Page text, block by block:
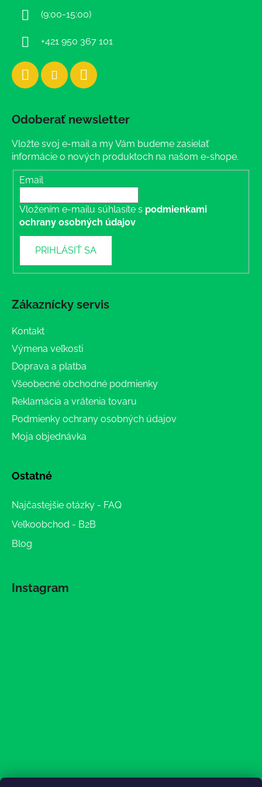
(9:00-15:00)
+421 950 367 101
Odoberať newsletter
Vložte svoj e-mail a my Vám budeme zasielať
informácie o nových produktoch na našom e-shope.
Email
Vložením e-mailu súhlasíte s podmienkami
ochrany osobných údajov
PRIHLÁSIŤ SA
Zákaznícky servis
Kontakt
Výmena veľkosti
Doprava a platba
Všeobecné obchodné podmienky
Reklamácia a vrátenia tovaru
Podmienky ochrany osobných údajov
Moja objednávka
Ostatné
Najčastejšie otázky - FAQ
Veľkoobchod - B2B
Blog
Instagram